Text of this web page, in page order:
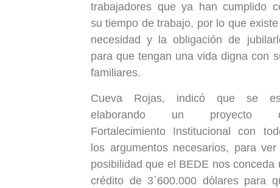
trabajadores que ya han cumplido
su tiempo de trabajo, por lo que
necesidad y la obligación de
para que tengan una vida digna con
familiares.
Cueva Rojas, indicó que se
elaborando un proyecto
Fortalecimiento Institucional con
los argumentos necesarios, para ver
posibilidad que el BEDE nos conceda
crédito de 3`600.000 dólares para